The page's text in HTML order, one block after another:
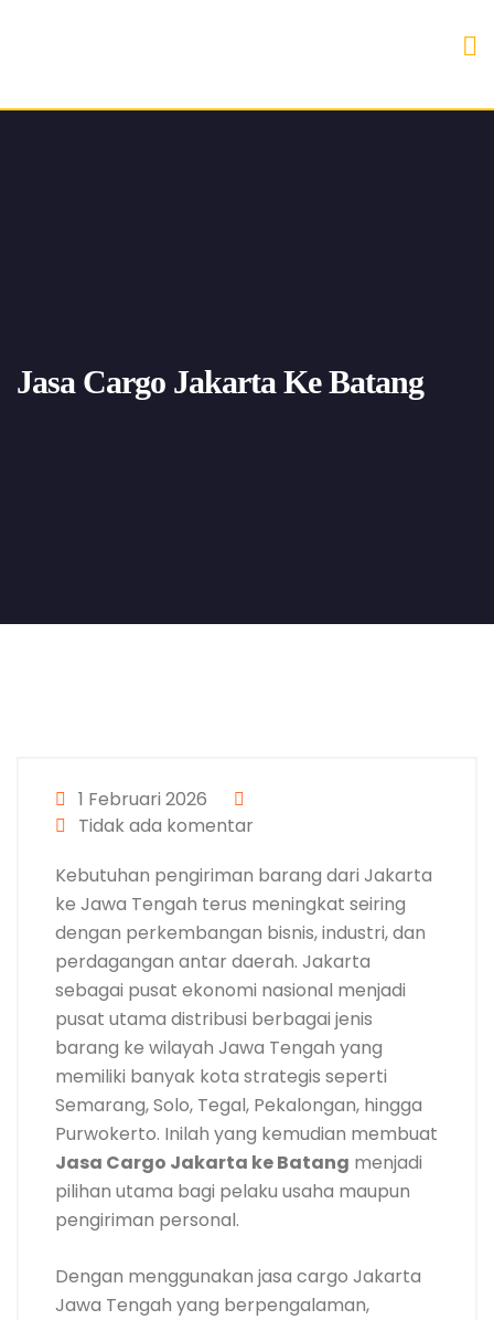
Jasa Cargo Jakarta Ke Batang
1 Februari 2026
Tidak ada komentar
Kebutuhan pengiriman barang dari Jakarta
ke Jawa Tengah terus meningkat seiring
dengan perkembangan bisnis, industri, dan
perdagangan antar daerah. Jakarta
sebagai pusat ekonomi nasional menjadi
pusat utama distribusi berbagai jenis
barang ke wilayah Jawa Tengah yang
memiliki banyak kota strategis seperti
Semarang, Solo, Tegal, Pekalongan, hingga
Purwokerto. Inilah yang kemudian membuat
Jasa Cargo Jakarta ke Batang menjadi
pilihan utama bagi pelaku usaha maupun
pengiriman personal.
Dengan menggunakan jasa cargo Jakarta
Jawa Tengah yang berpengalaman,